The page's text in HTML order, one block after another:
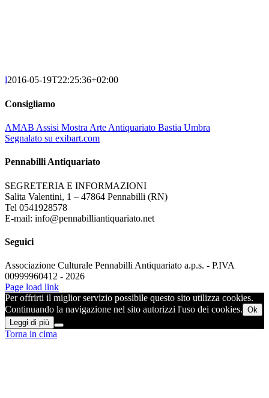
l2016-05-19T22:25:36+02:00
Consigliamo
AMAB Assisi Mostra Arte Antiquariato Bastia Umbra
Segnalato su exibart.com
Pennabilli Antiquariato
SEGRETERIA E INFORMAZIONI
Salita Valentini, 1 – 47864 Pennabilli (RN)
Tel 0541928578
E-mail: info@pennabilliantiquariato.net
Seguici
Associazione Culturale Pennabilli Antiquariato a.p.s. - P.IVA
00999960412 - 2026
Page load link
Per offrirti il miglior servizio possibile questo sito utilizza cookies.
Continuando la navigazione nel sito autorizzi l'uso dei cookies. Ok
Leggi di più
Torna in cima